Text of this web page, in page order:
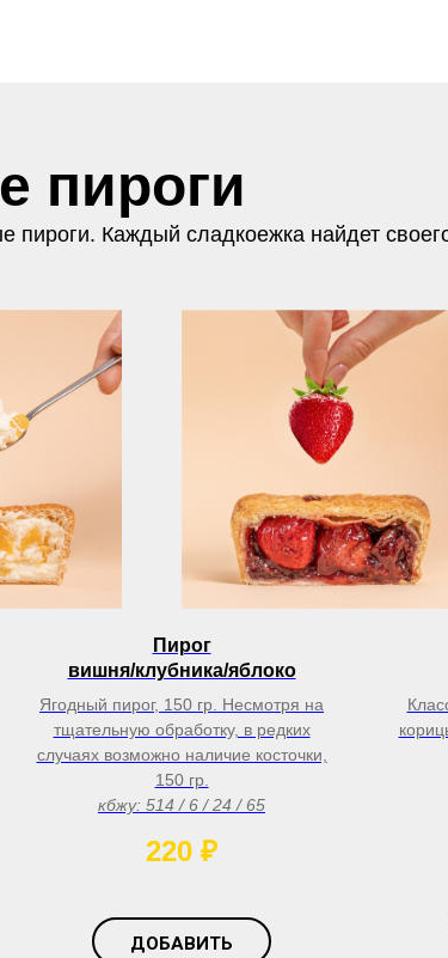
пироги
пироги. Каждый сладкоежка найдет
Пирог
вишня/клубника/яблоко
Ягодный пирог, 150 гр. Несмотря на
тщательную обработку, в редких
случаях возможно наличие косточки,
150 гр.
кбжу: 514 / 6 / 24 / 65
220 ₽
ДОБАВИТЬ